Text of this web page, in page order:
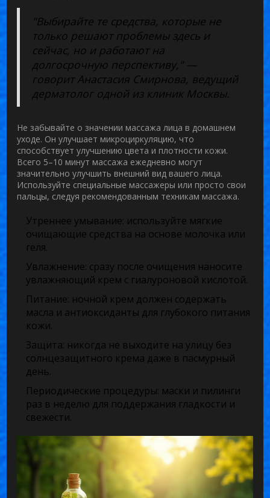
"Выбирайте те средства, которые не
только решают проблемы здесь и
сейчас, но и работают на
долгосрочную перспективу," —
говорит Анастасия Смирнова, ведущий
дерматолог одной из клиник Москвы.
Не забывайте о значении массажа лица в домашнем
уходе. Он улучшает микроциркуляцию, что
способствует улучшению цвета и плотности кожи.
Всего 5–10 минут массажа ежедневно могут
значительно улучшить внешний вид вашего лица.
Используйте специальные массажеры или просто свои
пальцы, следуя рекомендованным техникам массажа.
Утреннее умывание: используйте мягкие
очищающие средства на основе молочка или
геля.
Увлажнение: сразу после очищения наносите
увлажняющий крем с гиалуроновой кислотой.
Питание: ночной крем должен содержать
масла и антиоксиданты для глубокого питания
кожи.
Защита: никогда не выходите на улицу без
солнцезащитного крема даже в пасмурный
день.
Периодические процедуры: маски и пилинги
раз в неделю для поддержания гладкости и
свежести.